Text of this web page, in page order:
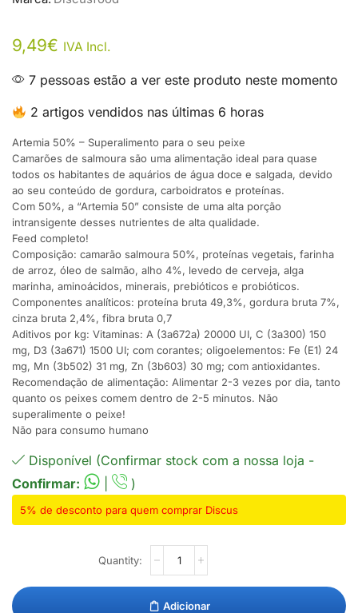
9,49€ IVA Incl.
7 pessoas estão a ver este produto neste momento
2 artigos vendidos nas últimas 6 horas
Artemia 50% – Superalimento para o seu peixe
Camarões de salmoura são uma alimentação ideal para quase
todos os habitantes de aquários de água doce e salgada, devido
ao seu conteúdo de gordura, carboidratos e proteínas.
Com 50%, a “Artemia 50” consiste de uma alta porção
intransigente desses nutrientes de alta qualidade.
Feed completo!
Composição: camarão salmoura 50%, proteínas vegetais, farinha
de arroz, óleo de salmão, alho 4%, levedo de cerveja, alga
marinha, aminoácidos, minerais, prebióticos e probióticos.
Componentes analíticos: proteína bruta 49,3%, gordura bruta 7%,
cinza bruta 2,4%, fibra bruta 0,7
Aditivos por kg: Vitaminas: A (3a672a) 20000 UI, C (3a300) 150
mg, D3 (3a671) 1500 UI; com corantes; oligoelementos: Fe (E1) 24
mg, Mn (3b502) 31 mg, Zn (3b603) 30 mg; com antioxidantes.
Recomendação de alimentação: Alimentar 2-3 vezes por dia, tanto
quanto os peixes comem dentro de 2-5 minutos. Não
superalimente o peixe!
Não para consumo humano
Disponível (Confirmar stock com a nossa loja -
Confirmar:
)
5% de desconto para quem comprar Discus
Adicionar